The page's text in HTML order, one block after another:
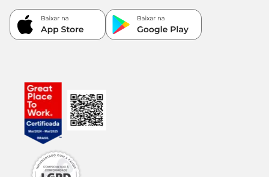
pedido.